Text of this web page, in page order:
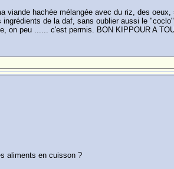
viande hachée mélangée avec du riz, des
de la daf, sans oublier aussi le
on peu ...... c'est permis. BON KIPPOUR A
aliments en cuisson ?